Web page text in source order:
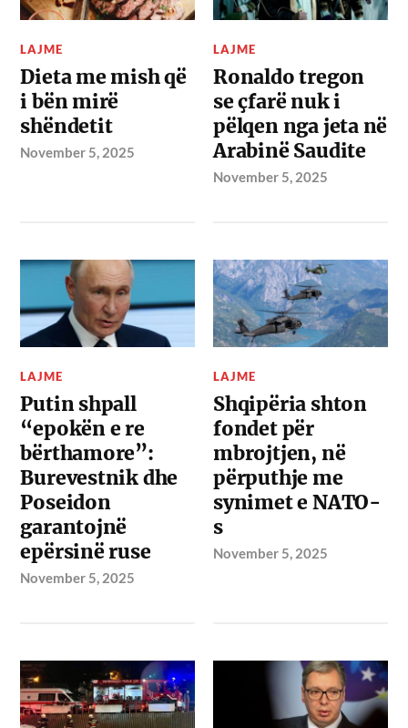
LAJME
Dieta me mish që
i bën mirë
shëndetit
November 5, 2025
LAJME
Ronaldo tregon
se çfarë nuk i
pëlqen nga jeta në
Arabinë Saudite
November 5, 2025
LAJME
Putin shpall
“epokën e re
bërthamore”:
Burevestnik dhe
Poseidon
garantojnë
epërsinë ruse
November 5, 2025
LAJME
Shqipëria shton
fondet për
mbrojtjen, në
përputhje me
synimet e NATO-
s
November 5, 2025